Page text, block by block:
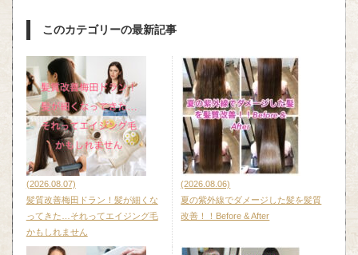
このカテゴリーの最新記事
(2026.08.07)
髪質改善梅田ドラン！髪が細くな
ってきた…それってエイジング毛
かもしれません
(2026.08.06)
夏の紫外線でダメージした髪を髪質
改善！！Before & After